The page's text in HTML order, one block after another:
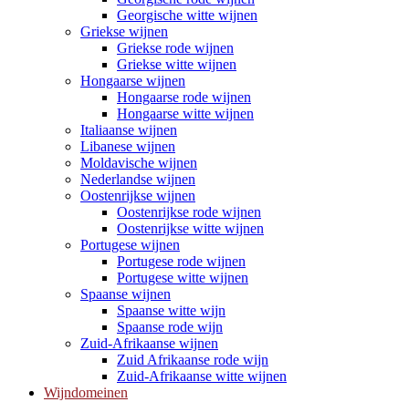
Georgische witte wijnen
Griekse wijnen
Griekse rode wijnen
Griekse witte wijnen
Hongaarse wijnen
Hongaarse rode wijnen
Hongaarse witte wijnen
Italiaanse wijnen
Libanese wijnen
Moldavische wijnen
Nederlandse wijnen
Oostenrijkse wijnen
Oostenrijkse rode wijnen
Oostenrijkse witte wijnen
Portugese wijnen
Portugese rode wijnen
Portugese witte wijnen
Spaanse wijnen
Spaanse witte wijn
Spaanse rode wijn
Zuid-Afrikaanse wijnen
Zuid Afrikaanse rode wijn
Zuid-Afrikaanse witte wijnen
Wijndomeinen